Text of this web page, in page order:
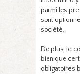
parmi les
sont
société.
De plus, le
bien que
obligatoires